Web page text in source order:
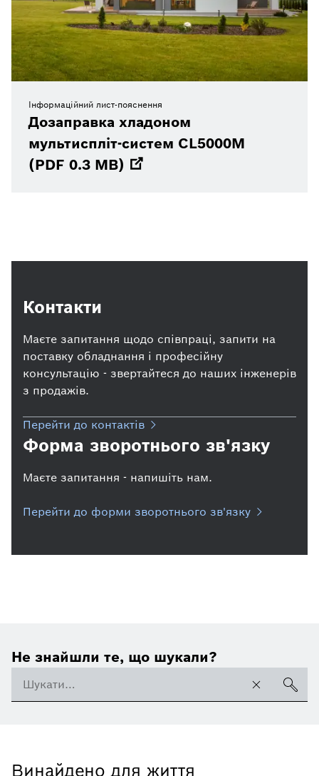
Інформаційний лист-пояснення
Дозаправка хладоном
мультиспліт-систем CL5000M
(PDF 0.3 MB)
Контакти
Маєте запитання щодо співпраці, запити на
поставку обладнання і професійну
консультацію - звертайтеся до наших інженерів
з продажів.
Перейти до контактів
Форма зворотнього зв'язку
Маєте запитання - напишіть нам.
Перейти до форми зворотнього зв'язку
Не знайшли те, що шукали?
Винайдено для життя